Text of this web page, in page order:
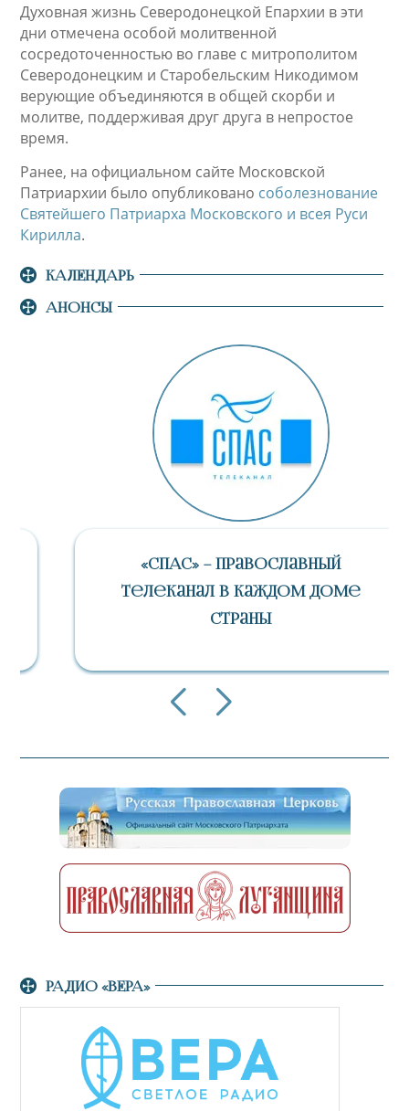
Духовная жизнь Северодонецкой Епархии в эти
дни отмечена особой молитвенной
сосредоточенностью во главе с митрополитом
Северодонецким и Старобельским Никодимом
верующие объединяются в общей скорби и
молитве, поддерживая друг друга в непростое
время.
Ранее, на официальном сайте Московской
Патриархии было опубликовано соболезнование
Святейшего Патриарха Московского и всея Руси
Кирилла.
КАЛЕНДАРЬ
АНОНСЫ
«СПАС» – Православный
Телеканал В Каждом Доме
Страны
РАДИО «ВЕРА»